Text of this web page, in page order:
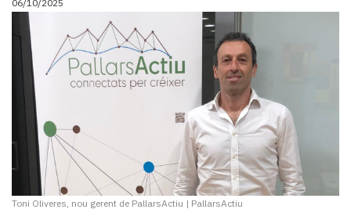
06/10/2025
Toni Oliveres, nou gerent de PallarsActiu | PallarsActiu